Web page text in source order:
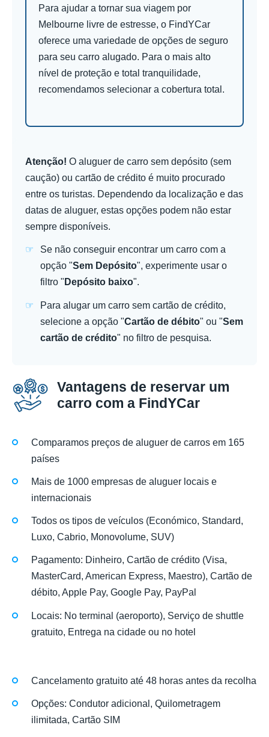
Para ajudar a tornar sua viagem por
Melbourne livre de estresse, o FindYCar
oferece uma variedade de opções de seguro
para seu carro alugado. Para o mais alto
nível de proteção e total tranquilidade,
recomendamos selecionar a cobertura total.
Atenção! O aluguer de carro sem depósito (sem
caução) ou cartão de crédito é muito procurado
entre os turistas. Dependendo da localização e das
datas de aluguer, estas opções podem não estar
sempre disponíveis.
Se não conseguir encontrar um carro com a
opção "Sem Depósito", experimente usar o
filtro " Depósito baixo".
Para alugar um carro sem cartão de crédito,
selecione a opção "Cartão de débito" ou "Sem
cartão de crédito" no filtro de pesquisa.
Vantagens de reservar um
carro com a FindYCar
Comparamos preços de aluguer de carros em 165
países
Mais de 1000 empresas de aluguer locais e
internacionais
Todos os tipos de veículos (Económico, Standard,
Luxo, Cabrio, Monovolume, SUV)
Pagamento: Dinheiro, Cartão de crédito (Visa,
MasterCard, American Express, Maestro), Cartão de
débito, Apple Pay, Google Pay, PayPal
Locais: No terminal (aeroporto), Serviço de shuttle
gratuito, Entrega na cidade ou no hotel
Cancelamento gratuito até 48 horas antes da recolha
Opções: Condutor adicional, Quilometragem
ilimitada, Cartão SIM